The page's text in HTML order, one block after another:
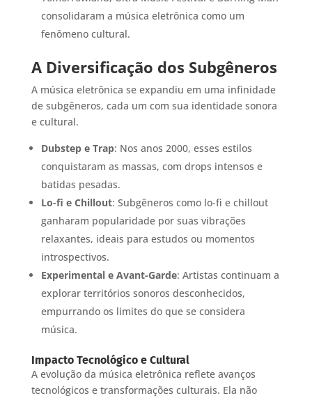
consolidaram a música eletrônica como um
fenômeno cultural.
A Diversificação dos Subgêneros
A música eletrônica se expandiu em uma infinidade
de subgêneros, cada um com sua identidade sonora
e cultural.
Dubstep e Trap: Nos anos 2000, esses estilos
conquistaram as massas, com drops intensos e
batidas pesadas.
Lo-fi e Chillout: Subgêneros como lo-fi e chillout
ganharam popularidade por suas vibrações
relaxantes, ideais para estudos ou momentos
introspectivos.
Experimental e Avant-Garde: Artistas continuam a
explorar territórios sonoros desconhecidos,
empurrando os limites do que se considera
música.
Impacto Tecnológico e Cultural
A evolução da música eletrônica reflete avanços
tecnológicos e transformações culturais. Ela não